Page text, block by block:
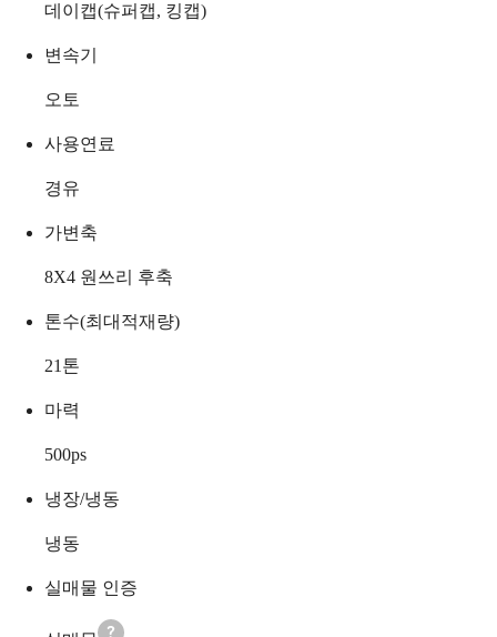
데이캡(슈퍼캡, 킹캡)
변속기
오토
사용연료
경유
가변축
8X4 원쓰리 후축
톤수(최대적재량)
21 톤
마력
500ps
냉장/냉동
냉동
실매물 인증